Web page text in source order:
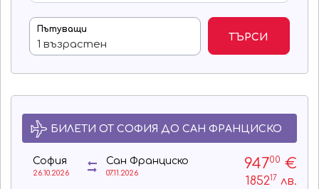
Пътуващи
ТЪРСИ
БИЛЕТИ ОТ СОФИЯ ДО САН ФРАНЦИСКО
София
26.10.2026
Сан Франциско
07.11.2026
94700 €
185217 лв.